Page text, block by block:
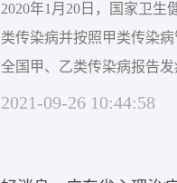
2020年1月20日，国家卫
类传染病并按照甲类传染病
全国甲、乙类传染病报告
前5位的是病毒性肝炎、肺
2021-09-26 10:44:58